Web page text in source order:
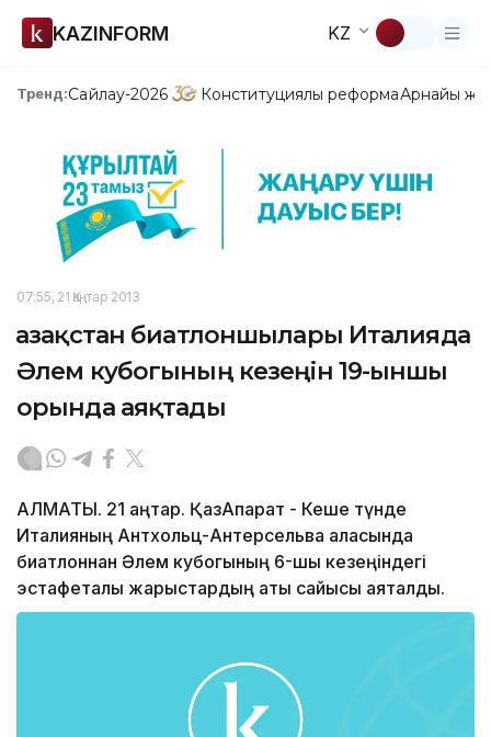
KAZINFORM KZ
Тренд:Сайлау-2026 Конституциялық реформаАрнайы
07:55, 21 Қаңтар 2013
Қазақстан биатлоншылары Италияда
Әлем кубогының кезеңін 19-ыншы
орында аяқтады
АЛМАТЫ. 21 қаңтар. ҚазАқпарат - Кеше түнде
Италияның Антхольц-Антерсельва қаласында
биатлоннан Әлем кубогының 6-шы кезеңіндегі
эстафеталық жарыстардың ақтық сайысы аяқталды.